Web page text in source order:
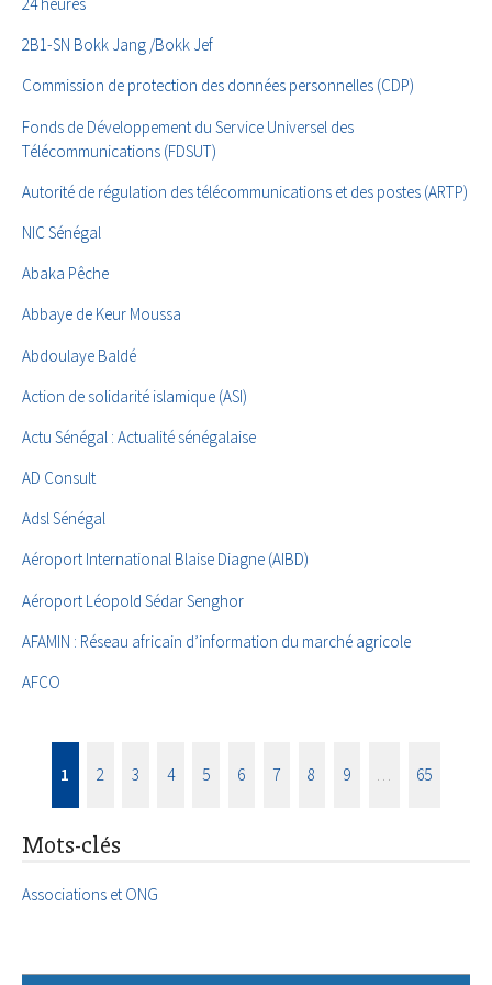
2B1-SN Bokk Jang /Bokk Jef
Commission de protection des données personnelles (CDP)
Fonds de Développement du Service Universel des
Télécommunications (FDSUT)
Autorité de régulation des télécommunications et des postes (ARTP)
NIC Sénégal
Abaka Pêche
Abbaye de Keur Moussa
Abdoulaye Baldé
Action de solidarité islamique (ASI)
Actu Sénégal : Actualité sénégalaise
AD Consult
Adsl Sénégal
Aéroport International Blaise Diagne (AIBD)
Aéroport Léopold Sédar Senghor
AFAMIN : Réseau africain d’information du marché agricole
AFCO
1 2 3 4 5 6 7 8 9 … 65
Mots-clés
Associations et ONG